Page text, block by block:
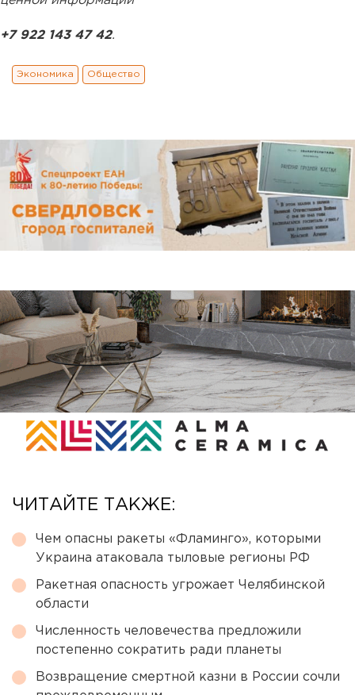
+7 922 143 47 42.
Экономика Общество
ЧИТАЙТЕ ТАКЖЕ:
Чем опасны ракеты «Фламинго», которыми
Украина атаковала тыловые регионы РФ
Ракетная опасность угрожает Челябинской
области
Численность человечества предложили
постепенно сократить ради планеты
Возвращение смертной казни в России сочли